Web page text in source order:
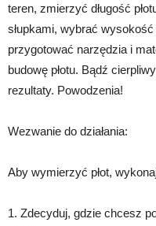
teren, zmierzyć długość
słupkami, wybrać
przygotować narzędzia i
budowę płotu. Bądź
rezultaty. Powodzenia!
Wezwanie do działania:
Aby wymierzyć płot,
1. Zdecyduj, gdzie chcesz